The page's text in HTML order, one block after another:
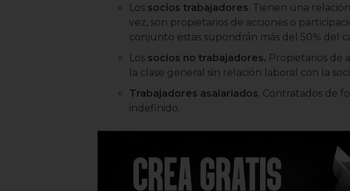
Los socios trabajadores. Tienen una
vez, son propietarios de acciones o
conjunto estas supondrán más del 50% del
Los socios no trabajadores. Propietarios de
la clase general sin relación laboral con la
Trabajadores asalariados. Contratados de
indefinido.